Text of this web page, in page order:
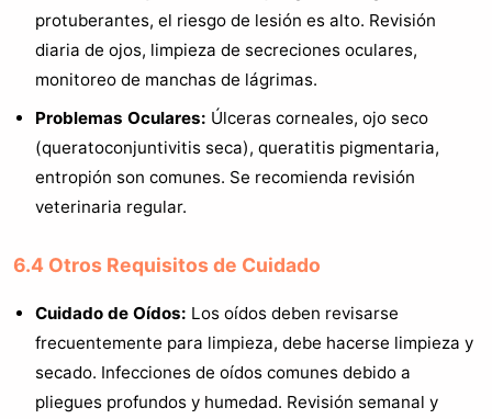
protuberantes, el riesgo de lesión es alto. Revisión
diaria de ojos, limpieza de secreciones oculares,
monitoreo de manchas de lágrimas.
Problemas Oculares: Úlceras corneales, ojo seco
(queratoconjuntivitis seca), queratitis pigmentaria,
entropión son comunes. Se recomienda revisión
veterinaria regular.
6.4 Otros Requisitos de Cuidado
Cuidado de Oídos: Los oídos deben revisarse
frecuentemente para limpieza, debe hacerse limpieza y
secado. Infecciones de oídos comunes debido a
pliegues profundos y humedad. Revisión semanal y